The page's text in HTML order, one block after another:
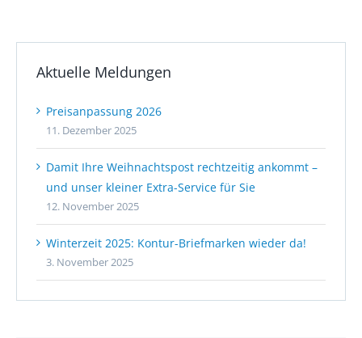
Aktuelle Meldungen
Preisanpassung 2026
11. Dezember 2025
Damit Ihre Weihnachtspost rechtzeitig ankommt –
und unser kleiner Extra-Service für Sie
12. November 2025
Winterzeit 2025: Kontur-Briefmarken wieder da!
3. November 2025